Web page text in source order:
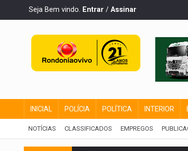
Seja Bem vindo. Entrar / Assinar
INICIAL POLÍCIA POLÍTICA INTERIOR
NOTÍCIAS CLASSIFICADOS EMPREGOS
VÍDEO:Motorista de